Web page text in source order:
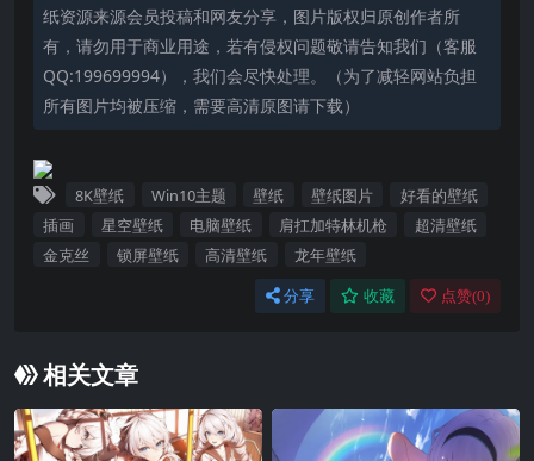
纸资源来源会员投稿和网友分享，图片版权归原创作者所
有，请勿用于商业用途，若有侵权问题敬请告知我们（客服
QQ:199699994），我们会尽快处理。（为了减轻网站负担
所有图片均被压缩，需要高清原图请下载）
8K壁纸 Win10主题 壁纸 壁纸图片
好看的壁纸
插画
星空壁纸 电脑壁纸 肩扛加特林机枪
超清壁纸
金克丝
锁屏壁纸 高清壁纸 龙年壁纸
分享 收藏 点赞(0)
相关文章